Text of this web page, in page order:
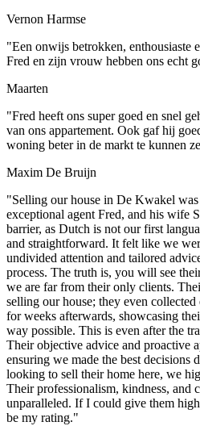
Vernon Harmse
"Een onwijs betrokken, enthousiaste
Fred en zijn vrouw hebben ons echt
Maarten
"Fred heeft ons super goed en snel
van ons appartement. Ook gaf hij
woning beter in de markt te kunnen
Maxim De Bruijn
"Selling our house in De Kwakel was
exceptional agent Fred, and his wife
barrier, as Dutch is not our first
and straightforward. It felt like we
undivided attention and tailored
process. The truth is, you will see
we are far from their only clients.
selling our house; they even
for weeks afterwards, showcasing
way possible. This is even after the
Their objective advice and proactive
ensuring we made the best decisions
looking to sell their home here, we
Their professionalism, kindness, and
unparalleled. If I could give them
be my rating."